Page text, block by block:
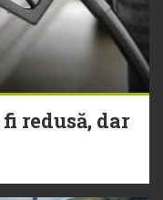
redusă, dar